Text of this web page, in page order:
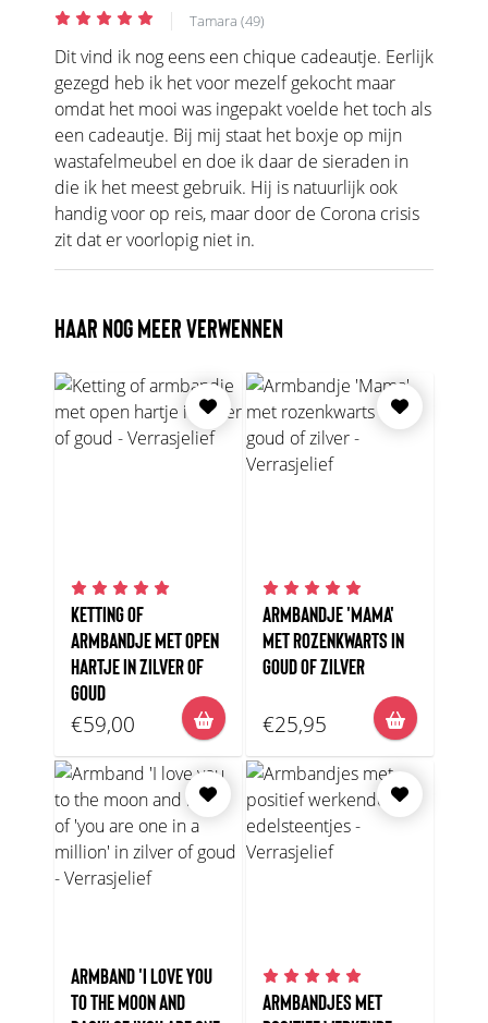
| Tamara (49)
Dit vind ik nog eens een chique cadeautje. Eerlijk
gezegd heb ik het voor mezelf gekocht maar
omdat het mooi was ingepakt voelde het toch als
een cadeautje. Bij mij staat het boxje op mijn
wastafelmeubel en doe ik daar de sieraden in
die ik het meest gebruik. Hij is natuurlijk ook
handig voor op reis, maar door de Corona crisis
zit dat er voorlopig niet in.
HAAR NOG MEER VERWENNEN
KETTING OF
ARMBANDJE MET OPEN
HARTJE IN ZILVER OF
GOUD
€59,00
ARMBANDJE 'MAMA'
MET ROZENKWARTS IN
GOUD OF ZILVER
€25,95
ARMBAND 'I LOVE YOU
TO THE MOON AND
ARMBANDJES MET